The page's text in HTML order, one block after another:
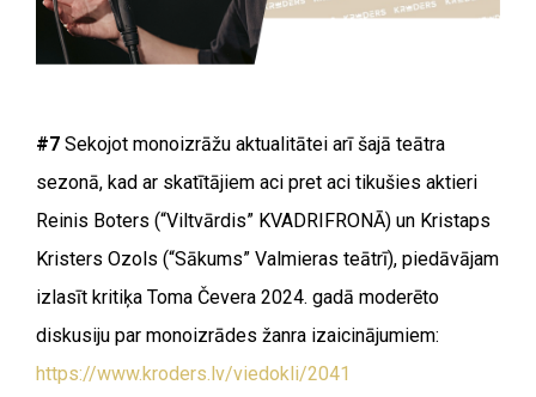
#7 Sekojot monoizrāžu aktualitātei arī šajā teātra
sezonā, kad ar skatītājiem aci pret aci tikušies aktieri
Reinis Boters (“Viltvārdis” KVADRIFRONĀ) un Kristaps
Kristers Ozols (“Sākums” Valmieras teātrī), piedāvājam
izlasīt kritiķa Toma Čevera 2024. gadā moderēto
diskusiju par monoizrādes žanra izaicinājumiem:
https://www.kroders.lv/viedokli/2041